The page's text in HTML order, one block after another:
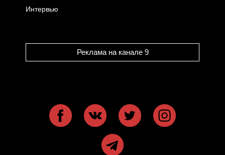
Интервью
Реклама на канале 9